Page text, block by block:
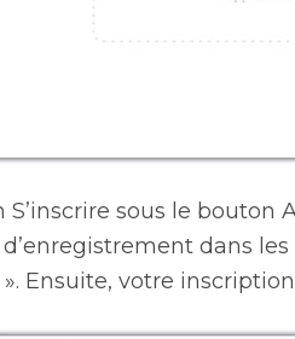
sous le bouton
dans
». Ensuite, votre